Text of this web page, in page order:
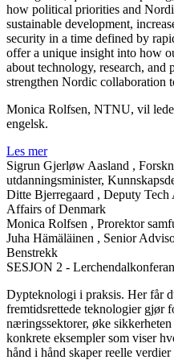
how political priorities and
sustainable development,
security in a time defined by
offer a unique insight into how
about technology, research,
strengthen Nordic collaboration
Monica Rolfsen, NTNU, vil
engelsk.
Les mer
Sigrun Gjerløw Aasland ,
utdanningsminister,
Ditte Bjerregaard , Deputy Tech
Affairs of Denmark
Monica Rolfsen , Prorektor
Juha Hämäläinen , Senior
Benstrekk
SESJON 2 -
Dypteknologi i praksis. Her får
fremtidsrettede teknologier gjør
næringssektorer, øke
konkrete eksempler som viser
hånd i hånd skaper reelle